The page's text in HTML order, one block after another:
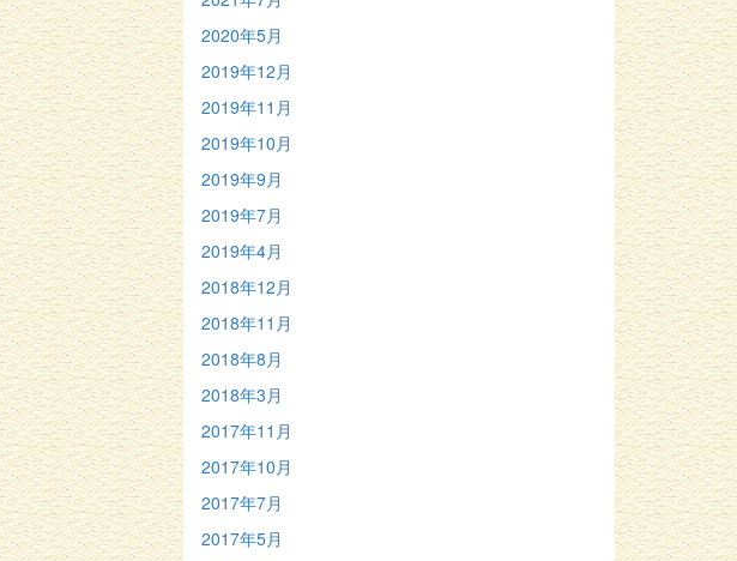
2020年5月
2019年12月
2019年11月
2019年10月
2019年9月
2019年7月
2019年4月
2018年12月
2018年11月
2018年8月
2018年3月
2017年11月
2017年10月
2017年7月
2017年5月